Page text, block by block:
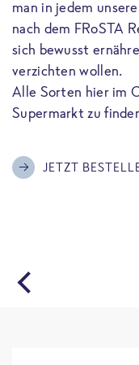
man in jedem
nach dem FRoSTA
sich bewusst
verzichten wollen.
Alle Sorten hier im
Supermarkt zu
JETZT